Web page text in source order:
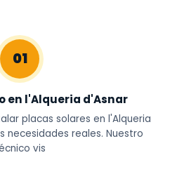
01
en l'Alqueria d'Asnar
placas solares en l'Alqueria
necesidades reales. Nuestro
vis